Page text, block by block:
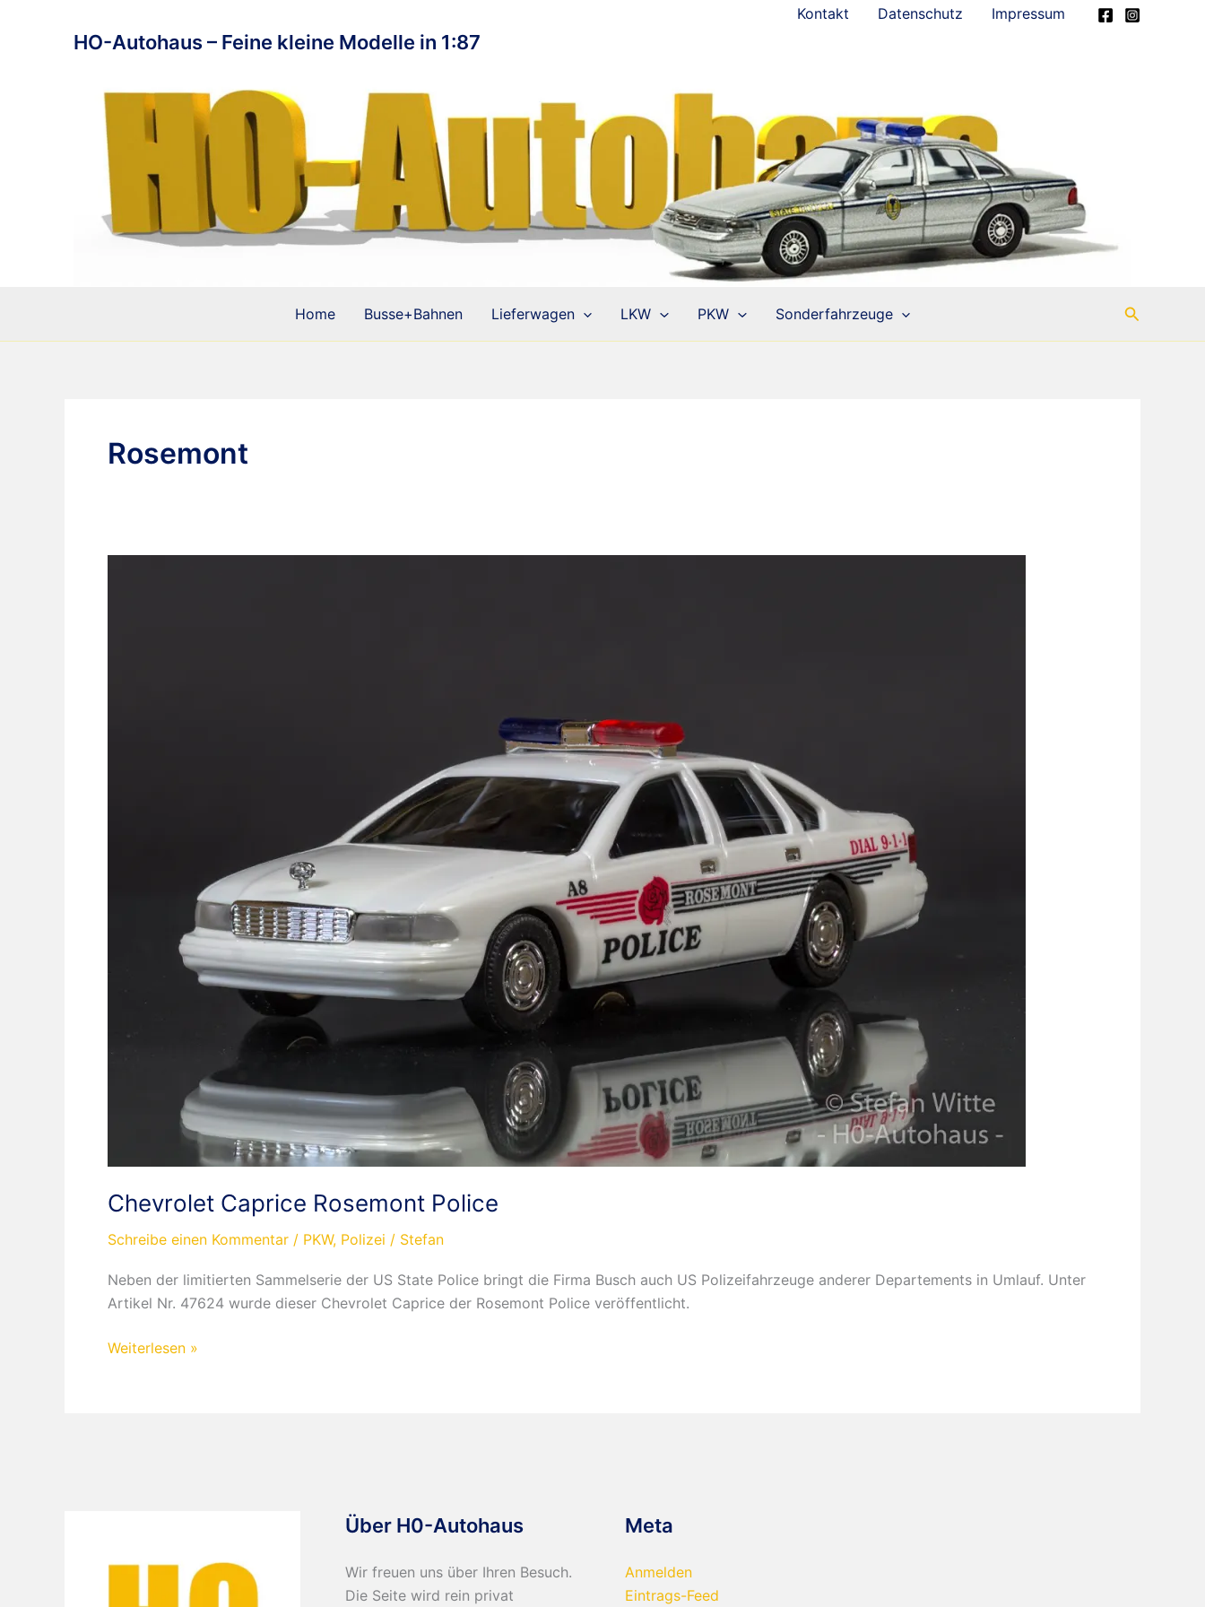
Kontakt Datenschutz Impressum
HO-Autohaus – Feine kleine Modelle in 1:87
Home Busse+Bahnen Lieferwagen LKW PKW Sonderfahrzeuge Suchen
Rosemont
Chevrolet Caprice Rosemont Police
Schreibe einen Kommentar / PKW, Polizei / Stefan
Neben der limitierten Sammelserie der US State Police bringt die Firma Busch auch US Polizeifahrzeuge anderer Departements in Umlauf. Unter
Artikel Nr. 47624 wurde dieser Chevrolet Caprice der Rosemont Police veröffentlicht.
Chevrolet
Weiterlesen »
Über H0-Autohaus
Wir freuen uns über Ihren Besuch.
Die Seite wird rein privat
Meta
Anmelden
Eintrags-Feed